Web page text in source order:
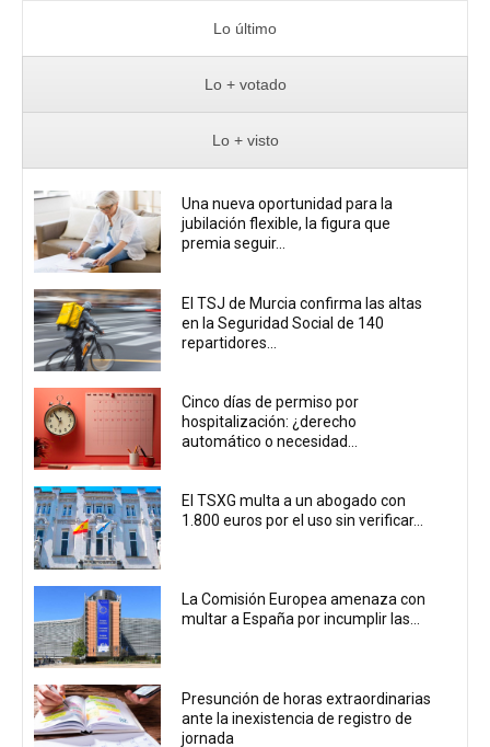
Lo último
Lo + votado
Lo + visto
Una nueva oportunidad para la
jubilación flexible, la figura que
premia seguir...
El TSJ de Murcia confirma las altas
en la Seguridad Social de 140
repartidores...
Cinco días de permiso por
hospitalización: ¿derecho
automático o necesidad...
El TSXG multa a un abogado con
1.800 euros por el uso sin verificar...
La Comisión Europea amenaza con
multar a España por incumplir las...
Presunción de horas extraordinarias
ante la inexistencia de registro de
jornada